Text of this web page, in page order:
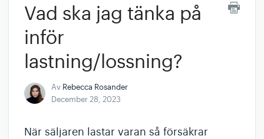
Vad ska jag tänka på
inför
lastning/lossning?
Av Rebecca Rosander
December 28, 2023
När säljaren lastar varan så försäkrar